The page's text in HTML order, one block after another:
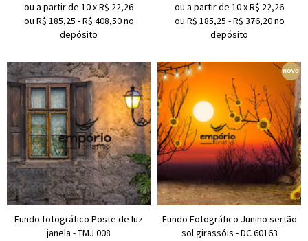
ou a partir de 10xR$ 22,26
ou R$ 185,25 -R$ 408,50no
depósito
ou a partir de 10xR$ 22,26
ou R$ 185,25 -R$ 376,20no
depósito
Fundo fotográfico Poste de luz
janela - TMJ 008
Fundo Fotográfico Junino sertão
sol girassóis - DC 60163